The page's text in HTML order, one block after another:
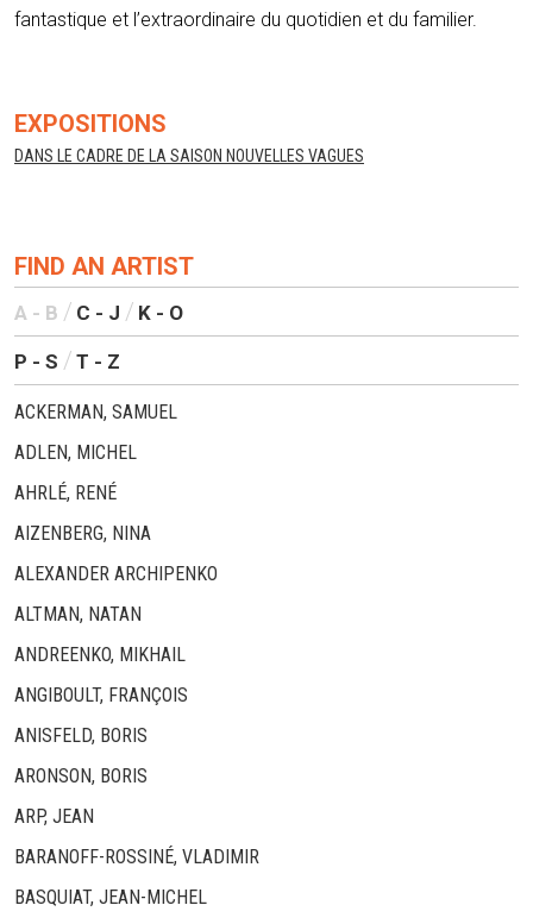
fantastique et l’extraordinaire du quotidien et du familier.
EXPOSITIONS
DANS LE CADRE DE LA SAISON NOUVELLES VAGUES
FIND AN ARTIST
A - B C - J K - O
P - S T - Z
ACKERMAN, SAMUEL
ADLEN, MICHEL
AHRLÉ, RENÉ
AIZENBERG, NINA
ALEXANDER ARCHIPENKO
ALTMAN, NATAN
ANDREENKO, MIKHAIL
ANGIBOULT, FRANÇOIS
ANISFELD, BORIS
ARONSON, BORIS
ARP, JEAN
BARANOFF-ROSSINÉ, VLADIMIR
BASQUIAT, JEAN-MICHEL